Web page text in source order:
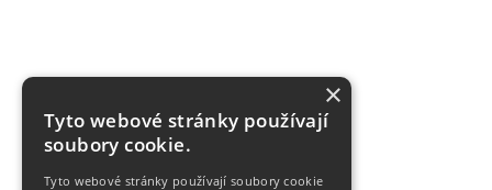
×
Tyto webové stránky používají
soubory cookie.
Tyto webové stránky používají soubory cookie